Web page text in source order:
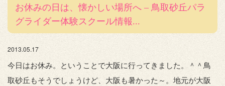
お休みの日は、懐かしい場所へ – 鳥取砂丘パラ
グライダー体験スクール情報...
2013.05.17
今日はお休み。ということで大阪に行ってきました。＾＾鳥
取砂丘もそうでしょうけど、大阪も暑かった～。地元が大阪